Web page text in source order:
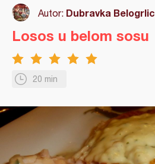
Autor: Dubravka Belogrlic
20 min
Losos u belom sosu